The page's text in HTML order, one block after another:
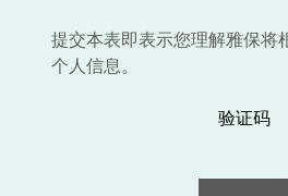
提交本表即表示您理解雅保将
个人信息。
验证码